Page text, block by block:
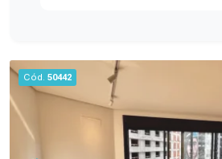
comemorações, espaço
refeições especiais, quadra
amantes de esportes e um
divertido para as crianças. Não perca a chance de
viver em um lugar que une
Cód. 50442